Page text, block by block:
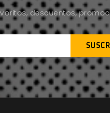
descuentos,